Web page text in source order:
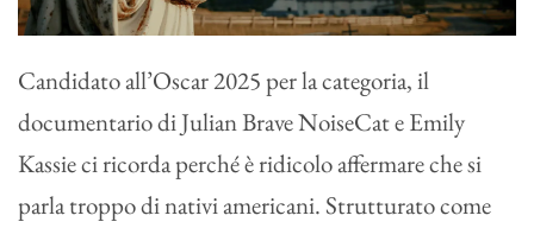
Candidato all’Oscar 2025 per la categoria, il
documentario di Julian Brave NoiseCat e Emily
Kassie ci ricorda perché è ridicolo affermare che si
parla troppo di nativi americani. Strutturato come